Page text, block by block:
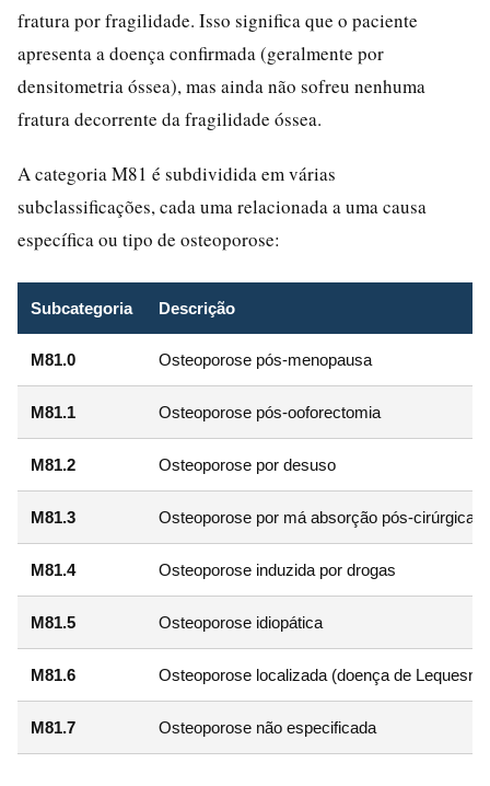
fratura por fragilidade. Isso significa que o paciente
apresenta a doença confirmada (geralmente por
densitometria óssea), mas ainda não sofreu nenhuma
fratura decorrente da fragilidade óssea.
A categoria M81 é subdividida em várias
subclassificações, cada uma relacionada a uma causa
específica ou tipo de osteoporose:
Subcategoria Descrição
M81.0 Osteoporose pós-menopausa
M81.1 Osteoporose pós-ooforectomia
M81.2 Osteoporose por desuso
M81.3 Osteoporose por má absorção pós-cirúrgica
M81.4 Osteoporose induzida por drogas
M81.5 Osteoporose idiopática
M81.6 Osteoporose localizada (doença de Lequesne)
M81.7 Osteoporose não especificada